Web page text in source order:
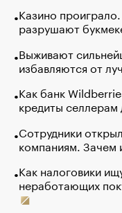
Казино
разрушают
Выживают
избавляются от
Как банк
кредиты селлерам
Сотрудники
компаниям. Зачем
Как налоговики
неработающих